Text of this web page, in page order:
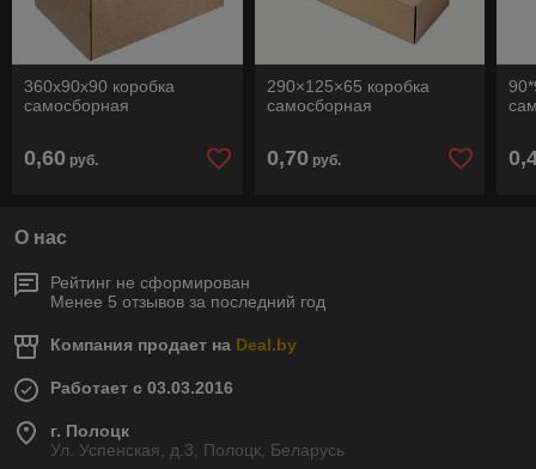
360х90х90 коробка
самосборная
0,60 руб.
290×125×65 коробка
самосборная
0,70 руб.
О нас
Рейтинг не сформирован
Менее 5 отзывов за последний год
Компания продает на Deal.by
Работает с 03.03.2016
г. Полоцк
Ул. Успенская, д.3, Полоцк, Беларусь